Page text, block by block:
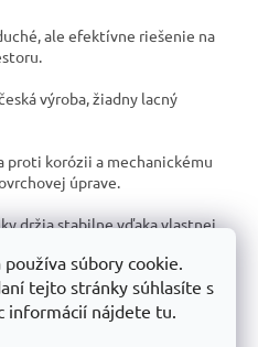
súbory cookie.
tejto stránky súhlasíte s
informácií nájdete tu.
ale efektívne riešenie na
výroba, žiadny lacný
proti korózii a mechanickému
úprave.
držia stabilne vďaka vlastnej
FEROPLAST?